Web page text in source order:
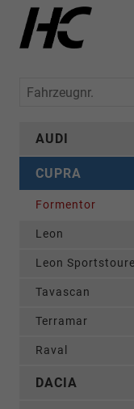
Fahrzeugnr.
AUDI
CUPRA
Formentor
Leon
Leon
Tavascan
Terramar
Raval
DACIA